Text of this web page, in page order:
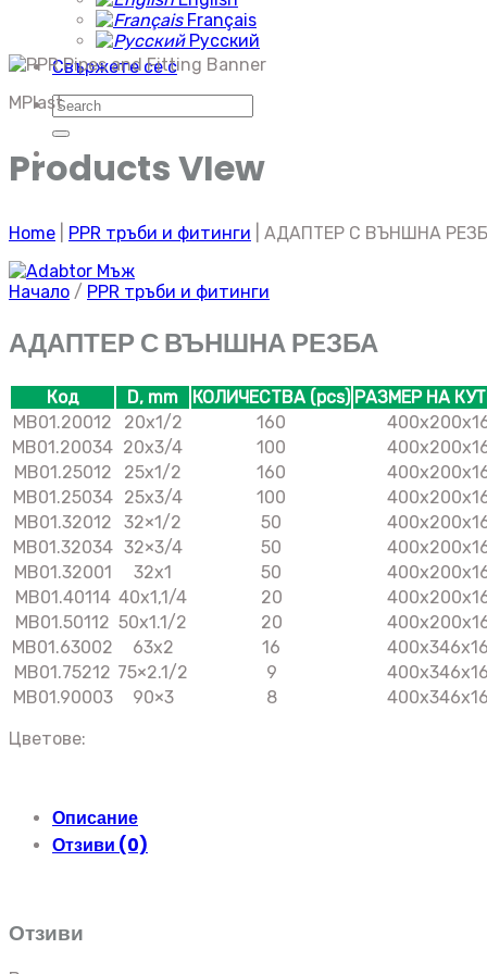
Français
Русский
Свържете се с
Търсене
за:
MPlast
Products VIew
Home PPR тръби и фитинги АДАПТЕР С ВЪНШНА
Начало / PPR тръби и фитинги
АДАПТЕР С ВЪНШНА РЕЗБА
Код D, mm КОЛИЧЕСТВА (pcs) РАЗМЕР НА
MB01.20012
20х1/2 160
MB01.20034 20х3/4 100
MB01.25012
25х1/2 160
MB01.25034
25х3/4 100
MB01.32012
32×1/2 50
MB01.32034 32×3/4 50
MB01.32001
32х1 50
MB01.40114 40х1,1/4 20
MB01.50112 50х1.1/2 20
MB01.63002
63х2 16
MB01.75212 75×2.1/2 9
MB01.90003
90×3 8
Цветове:
Описание
Отзиви (0)
Отзиви